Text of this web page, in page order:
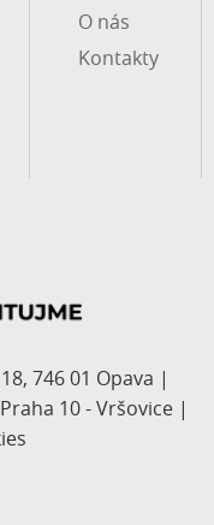
O nás
Kontakty
746 01 Opava |
10 - Vršovice |